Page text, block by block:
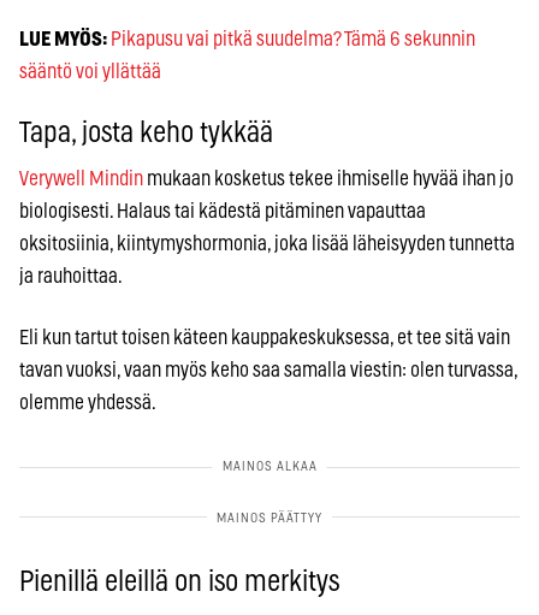
LUE MYÖS: Pikapusu vai pitkä suudelma? Tämä 6 sekunnin
sääntö voi yllättää
Tapa, josta keho tykkää
Verywell Mindin mukaan kosketus tekee ihmiselle hyvää ihan jo
biologisesti. Halaus tai kädestä pitäminen vapauttaa
oksitosiinia, kiintymyshormonia, joka lisää läheisyyden tunnetta
ja rauhoittaa.
Eli kun tartut toisen käteen kauppakeskuksessa, et tee sitä vain
tavan vuoksi, vaan myös keho saa samalla viestin: olen turvassa,
olemme yhdessä.
Pienillä eleillä on iso merkitys